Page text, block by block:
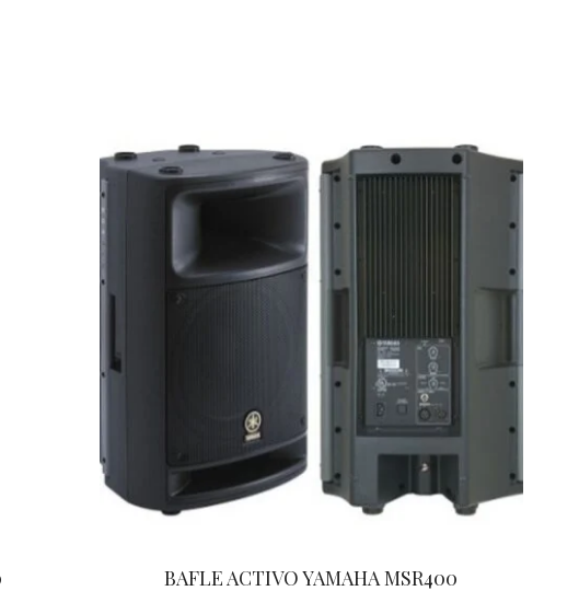
BAFLE ACTIVO YAMAHA MSR400